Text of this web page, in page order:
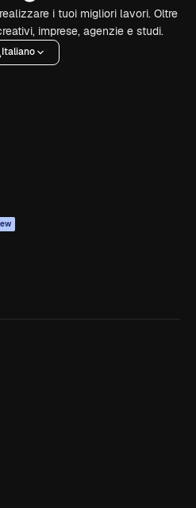
i tuoi migliori lavori. Oltre
imprese, agenzie e studi.
Italiano